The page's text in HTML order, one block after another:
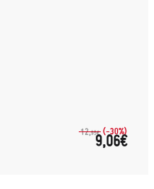
12,95€ (-30%)
9,06€